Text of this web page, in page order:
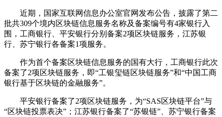
近期，国家互联网信息办公室官网发布公告，披露了第二
批共309个境内区块链信息服务名称及备案编号有4家银行入
围，工商银行、平安银行分别备案2项区块链服务，江苏银
行、苏宁银行各备案1项服务。
作为首个备案区块链信息服务的国有大行，工商银行此次
备案了2项区块链服务，即“工银玺链区块链服务”和“中国工商
银行基于区块链的金融服务”。
平安银行备案了2项区块链服务，为“SAS区块链平台”与
“区块链投票表决”；江苏银行备案了“苏银链”、苏宁银行备案